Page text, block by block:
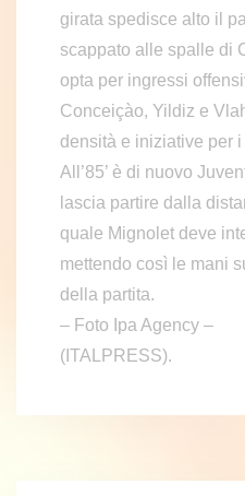
girata spedisce alto il
scappato alle spalle di
opta per ingressi
Conceiçào, Yildiz e
densità e iniziative per
All’85’ è di nuovo
lascia partire dalla
quale Mignolet deve
mettendo così le mani
della partita.
– Foto Ipa Agency –
(ITALPRESS).